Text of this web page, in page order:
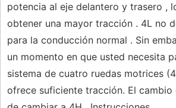
potencia al eje delantero y trasero ,
obtener una mayor tracción . 4L no
para la conducción normal . Sin
un momento en que usted necesita
sistema de cuatro ruedas motrices
ofrece suficiente tracción. El cambio